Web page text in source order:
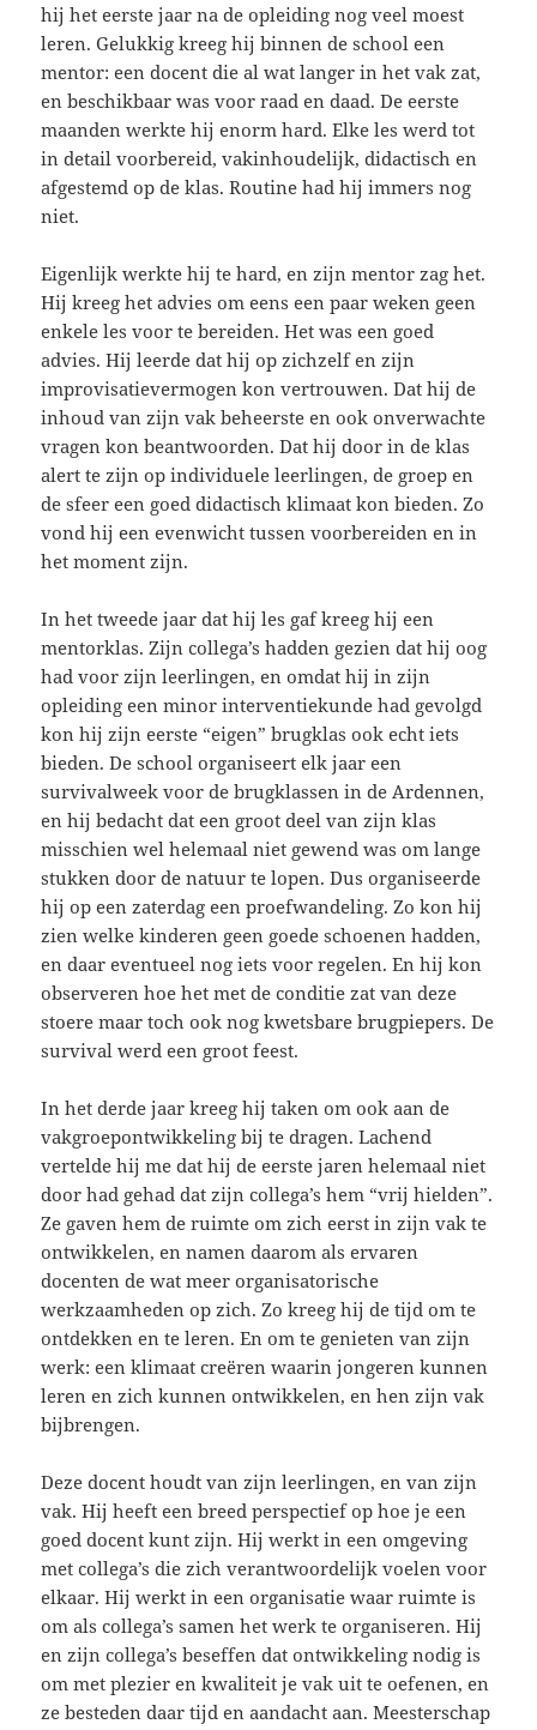
hij het eerste jaar na de opleiding nog veel moest
leren. Gelukkig kreeg hij binnen de school een
mentor: een docent die al wat langer in het vak zat,
en beschikbaar was voor raad en daad. De eerste
maanden werkte hij enorm hard. Elke les werd tot
in detail voorbereid, vakinhoudelijk, didactisch en
afgestemd op de klas. Routine had hij immers nog
niet.
Eigenlijk werkte hij te hard, en zijn mentor zag het.
Hij kreeg het advies om eens een paar weken geen
enkele les voor te bereiden. Het was een goed
advies. Hij leerde dat hij op zichzelf en zijn
improvisatievermogen kon vertrouwen. Dat hij de
inhoud van zijn vak beheerste en ook onverwachte
vragen kon beantwoorden. Dat hij door in de klas
alert te zijn op individuele leerlingen, de groep en
de sfeer een goed didactisch klimaat kon bieden. Zo
vond hij een evenwicht tussen voorbereiden en in
het moment zijn.
In het tweede jaar dat hij les gaf kreeg hij een
mentorklas. Zijn collega’s hadden gezien dat hij oog
had voor zijn leerlingen, en omdat hij in zijn
opleiding een minor interventiekunde had gevolgd
kon hij zijn eerste “eigen” brugklas ook echt iets
bieden. De school organiseert elk jaar een
survivalweek voor de brugklassen in de Ardennen,
en hij bedacht dat een groot deel van zijn klas
misschien wel helemaal niet gewend was om lange
stukken door de natuur te lopen. Dus organiseerde
hij op een zaterdag een proefwandeling. Zo kon hij
zien welke kinderen geen goede schoenen hadden,
en daar eventueel nog iets voor regelen. En hij kon
observeren hoe het met de conditie zat van deze
stoere maar toch ook nog kwetsbare brugpiepers. De
survival werd een groot feest.
In het derde jaar kreeg hij taken om ook aan de
vakgroepontwikkeling bij te dragen. Lachend
vertelde hij me dat hij de eerste jaren helemaal niet
door had gehad dat zijn collega’s hem “vrij hielden”.
Ze gaven hem de ruimte om zich eerst in zijn vak te
ontwikkelen, en namen daarom als ervaren
docenten de wat meer organisatorische
werkzaamheden op zich. Zo kreeg hij de tijd om te
ontdekken en te leren. En om te genieten van zijn
werk: een klimaat creëren waarin jongeren kunnen
leren en zich kunnen ontwikkelen, en hen zijn vak
bijbrengen.
Deze docent houdt van zijn leerlingen, en van zijn
vak. Hij heeft een breed perspectief op hoe je een
goed docent kunt zijn. Hij werkt in een omgeving
met collega’s die zich verantwoordelijk voelen voor
elkaar. Hij werkt in een organisatie waar ruimte is
om als collega’s samen het werk te organiseren. Hij
en zijn collega’s beseffen dat ontwikkeling nodig is
om met plezier en kwaliteit je vak uit te oefenen, en
ze besteden daar tijd en aandacht aan. Meesterschap